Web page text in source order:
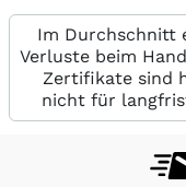
Im Durchschnitt
Verluste beim
Zertifikate sind
nicht für